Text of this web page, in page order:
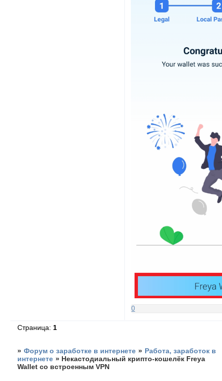
0
Страница:1
» Форум о заработке в интернете » Работа, заработок в
интернете » Некастодиальный крипто-кошелёк Freya
Wallet со встроенным VPN